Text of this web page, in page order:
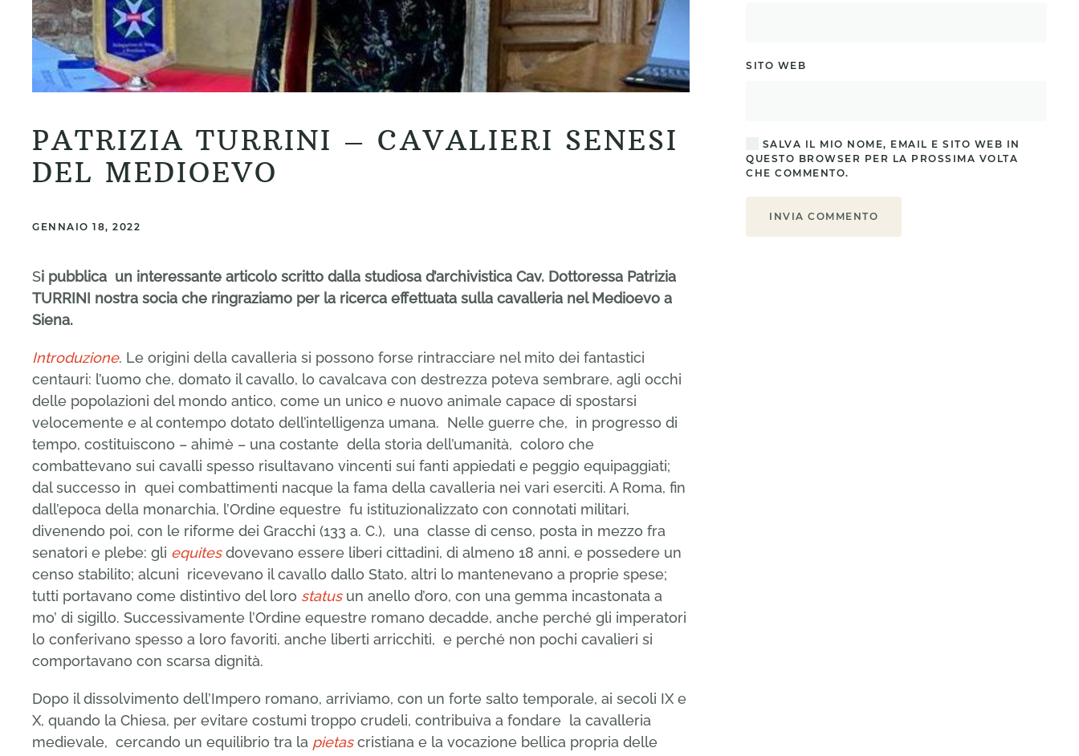
PATRIZIA TURRINI – CAVALIERI SENESI
DEL MEDIOEVO
GENNAIO 18, 2022
Si pubblica un interessante articolo scritto dalla studiosa d’archivistica Cav. Dottoressa Patrizia
TURRINI nostra socia che ringraziamo per la ricerca effettuata sulla cavalleria nel Medioevo a
Siena.
Introduzione. Le origini della cavalleria si possono forse rintracciare nel mito dei fantastici
centauri: l’uomo che, domato il cavallo, lo cavalcava con destrezza poteva sembrare, agli occhi
delle popolazioni del mondo antico, come un unico e nuovo animale capace di spostarsi
velocemente e al contempo dotato dell’intelligenza umana. Nelle guerre che, in progresso di
tempo, costituiscono – ahimè – una costante della storia dell’umanità, coloro che
combattevano sui cavalli spesso risultavano vincenti sui fanti appiedati e peggio equipaggiati;
dal successo in quei combattimenti nacque la fama della cavalleria nei vari eserciti. A Roma, fin
dall’epoca della monarchia, l’Ordine equestre fu istituzionalizzato con connotati militari,
divenendo poi, con le riforme dei Gracchi (133 a. C.), una classe di censo, posta in mezzo fra
senatori e plebe: gli equitesdovevano essere liberi cittadini, di almeno 18 anni, e possedere un
censo stabilito; alcuni ricevevano il cavallo dallo Stato, altri lo mantenevano a proprie spese;
tutti portavano come distintivo del loro statusun anello d’oro, con una gemma incastonata a
mo’ di sigillo. Successivamente l’Ordine equestre romano decadde, anche perché gli imperatori
lo conferivano spesso a loro favoriti, anche liberti arricchiti, e perché non pochi cavalieri si
comportavano con scarsa dignità.
Dopo il dissolvimento dell’Impero romano, arriviamo, con un forte salto temporale, ai secoli IX e
X, quando la Chiesa, per evitare costumi troppo crudeli, contribuiva a fondare la cavalleria
medievale, cercando un equilibrio tra la pietascristiana e la vocazione bellica propria delle
SITO WEB
SALVA IL MIO NOME, EMAIL E SITO WEB IN
QUESTO BROWSER PER LA PROSSIMA VOLTA
CHE COMMENTO.
INVIA COMMENTO